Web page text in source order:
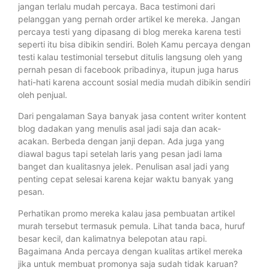
jangan terlalu mudah percaya. Baca testimoni dari
pelanggan yang pernah order artikel ke mereka. Jangan
percaya testi yang dipasang di blog mereka karena testi
seperti itu bisa dibikin sendiri. Boleh Kamu percaya dengan
testi kalau testimonial tersebut ditulis langsung oleh yang
pernah pesan di facebook pribadinya, itupun juga harus
hati-hati karena account sosial media mudah dibikin sendiri
oleh penjual.
Dari pengalaman Saya banyak jasa content writer kontent
blog dadakan yang menulis asal jadi saja dan acak-
acakan. Berbeda dengan janji depan. Ada juga yang
diawal bagus tapi setelah laris yang pesan jadi lama
banget dan kualitasnya jelek. Penulisan asal jadi yang
penting cepat selesai karena kejar waktu banyak yang
pesan.
Perhatikan promo mereka kalau jasa pembuatan artikel
murah tersebut termasuk pemula. Lihat tanda baca, huruf
besar kecil, dan kalimatnya belepotan atau rapi.
Bagaimana Anda percaya dengan kualitas artikel mereka
jika untuk membuat promonya saja sudah tidak karuan?